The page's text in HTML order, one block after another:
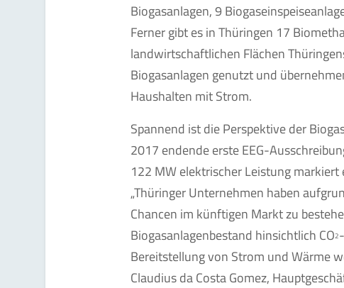
Biogasanlagen, 9
Ferner gibt es in Thüringen 17
landwirtschaftlichen Flächen
Biogasanlagen genutzt und
Haushalten mit Strom.
Spannend ist die Perspektive der
2017 endende erste EEG-
122 MW elektrischer Leistung
„Thüringer Unternehmen haben
Chancen im künftigen Markt zu
Biogasanlagenbestand hinsichtlich CO2
Bereitstellung von Strom und Wärme
Claudius da Costa Gomez,